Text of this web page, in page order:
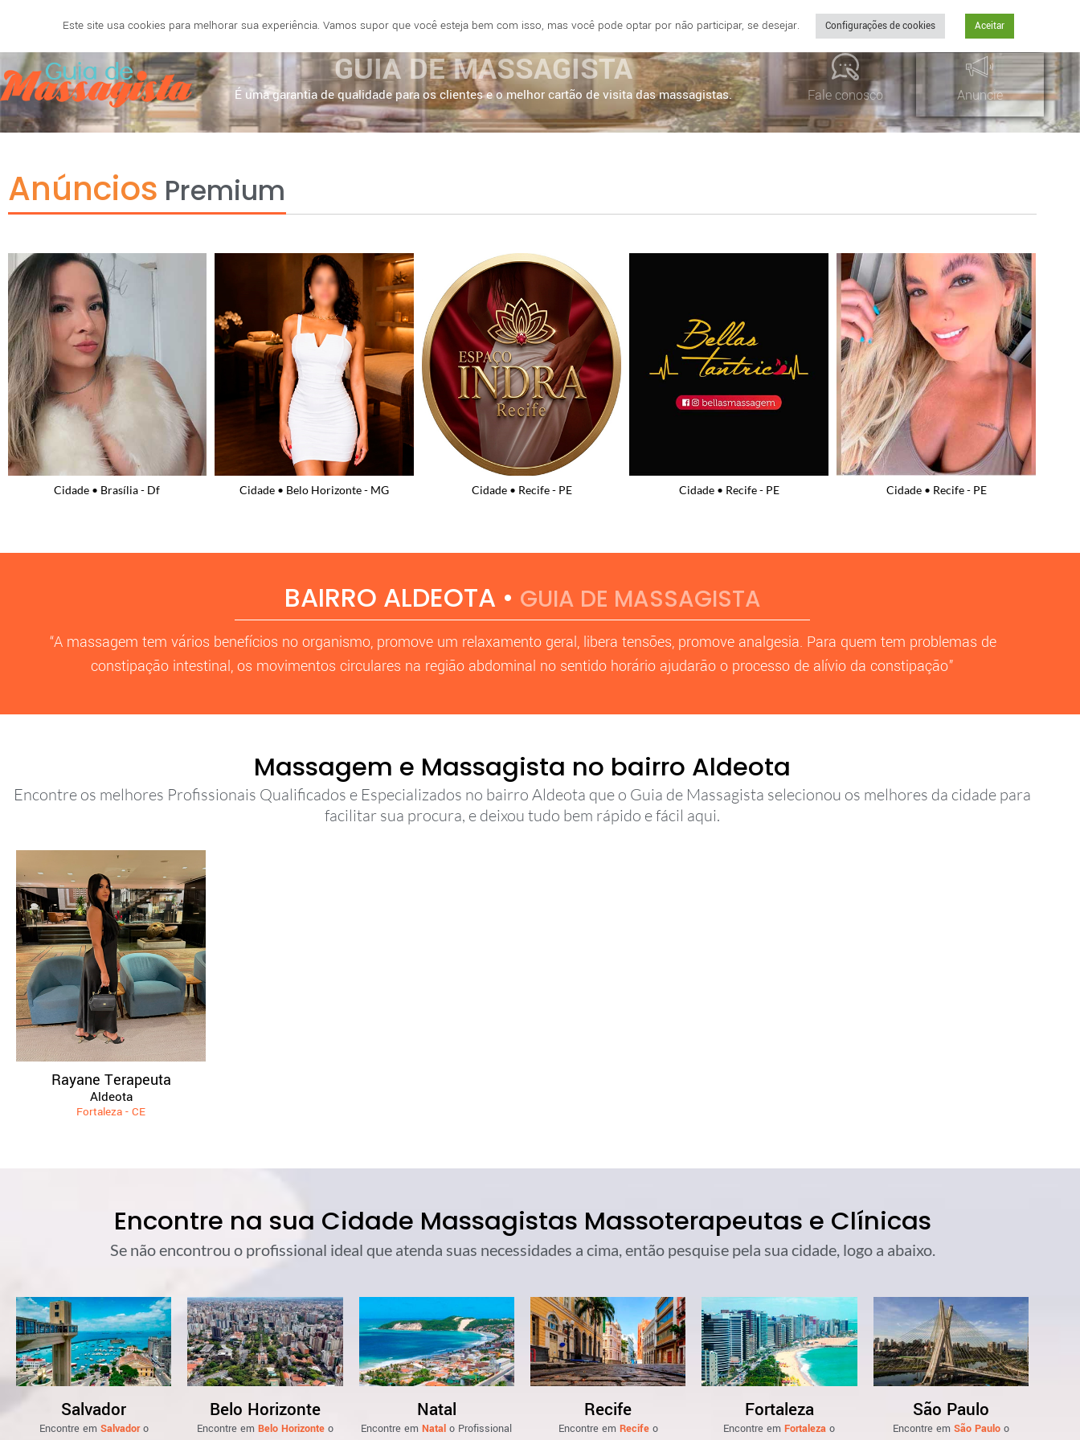
SALVADOR BELO HORIZONTE NATAL RECIFE FORTALEZA BRASÍLIA SÃO PAULO
GUIA DE MASSAGISTA
É uma garantia de qualidade para os clientes e o melhor cartão de visita das massagistas. Fale conosco Anuncie
Anúncios Premium
Cidade • Brasília - Df Cidade • Belo Horizonte - MG Cidade • Recife - PE Cidade • Recife - PE Cidade • Recife - PE
BAIRRO ALDEOTA • GUIA DE MASSAGISTA
“A massagem tem vários benefícios no organismo, promove um relaxamento geral, libera tensões, promove analgesia. Para quem tem problemas de
constipação intestinal, os movimentos circulares na região abdominal no sentido horário ajudarão o processo de alívio da constipação”
Massagem e Massagista no bairro Aldeota
Encontre os melhores Profissionais Qualificados e Especializados no bairro Aldeota que o Guia de Massagista selecionou os melhores da cidade para
facilitar sua procura, e deixou tudo bem rápido e fácil aqui.
Rayane Terapeuta
Aldeota
Fortaleza - CE
Encontre na sua Cidade Massagistas Massoterapeutas e Clínicas
Se não encontrou o profissional ideal que atenda suas necessidades a cima, então pesquise pela sua cidade, logo a abaixo.
Salvador
Encontre em Salvadoro
Belo Horizonte
Encontre em Belo Horizonteo
Natal
Encontre emNatal o Profissional
Recife
Encontre em Recifeo
Fortaleza
Encontre emFortaleza o
São Paulo
Encontre em São Pauloo
Este site usa cookies para melhorar sua experiência. Vamos supor que você esteja bem com isso, mas você pode optar por não participar, se desejar. Configurações de cookies Aceitar